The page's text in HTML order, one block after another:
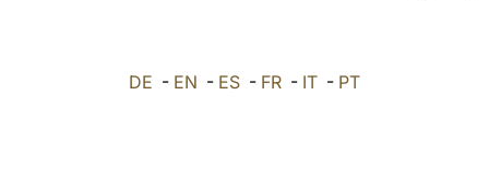
DE - EN - ES - FR - IT - PT